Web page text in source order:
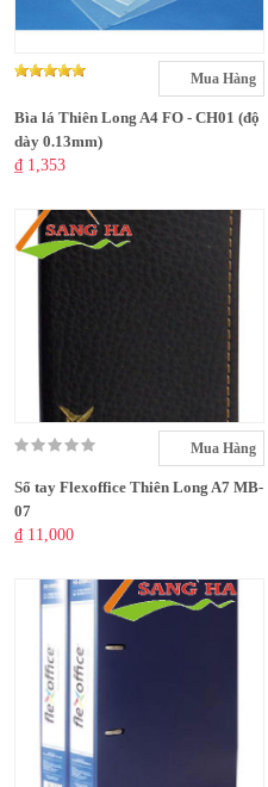
Mua Hàng
Bìa lá Thiên Long A4 FO - CH01 (độ
dày 0.13mm)
₫ 1,353
Mua Hàng
Sổ tay Flexoffice Thiên Long A7 MB-
07
₫ 11,000